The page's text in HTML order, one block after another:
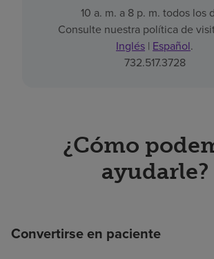
10 a. m. a 8 p. m. todos los
Consulte nuestra política de
Inglés | Español.
732.517.3728
¿Cómo
ayudarle?
Convertirse en paciente